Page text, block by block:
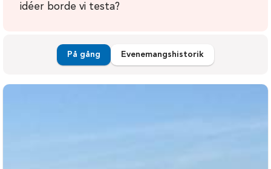
idéer borde vi testa?
På gång Evenemangshistorik